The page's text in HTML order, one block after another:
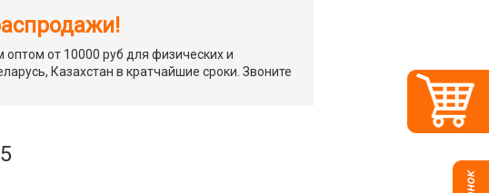
от 10000 руб для физических и
Казахстан в кратчайшие сроки. Звоните